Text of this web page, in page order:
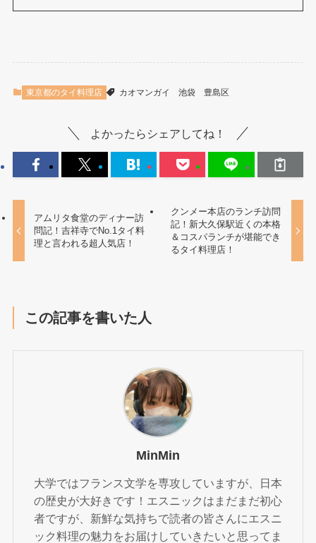
東京都のタイ料理店 カオマンガイ 池袋 豊島区
よかったらシェアしてね！
アムリタ食堂のディナー訪
問記！吉祥寺でNo.1タイ料
理と言われる超人気店！
クンメー本店のランチ訪問
記！新大久保駅近くの本格
＆コスパランチが堪能でき
るタイ料理店！
この記事を書いた人
MinMin
大学ではフランス文学を専攻していますが、日本
の歴史が大好きです！エスニックはまだまだ初心
者ですが、新鮮な気持ちで読者の皆さんにエスニ
ック料理の魅力をお届けしていきたいと思ってま